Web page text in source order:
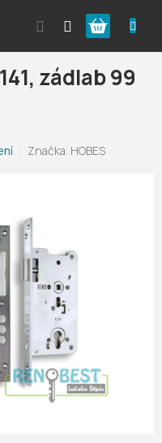
Nákupní
košík
zádlab 99
Značka: HOBES